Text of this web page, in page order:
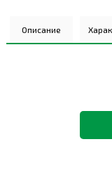
Описание